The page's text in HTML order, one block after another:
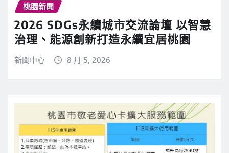
桃園新聞
2026 SDGs永續城市交流論壇 以智慧
治理、能源創新打造永續宜居桃園
新聞中心 8 月 5, 2026